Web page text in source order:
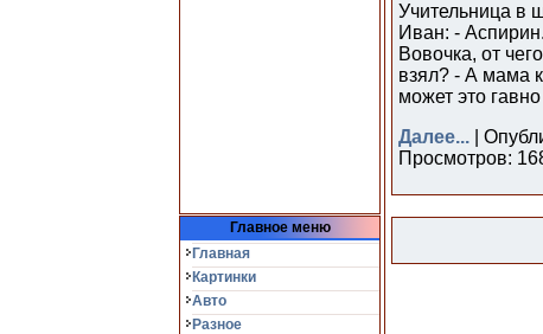
Главное меню
Главная
Картинки
Авто
Разное
Учительница в
Иван: -
Вовочка, от
взял? - А мама
может это
Далее... |
Просмотров: